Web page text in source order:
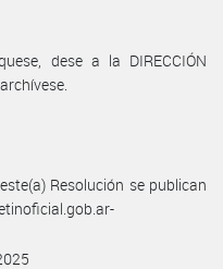
dese a la DIRECCIÓN
Resolución se publican